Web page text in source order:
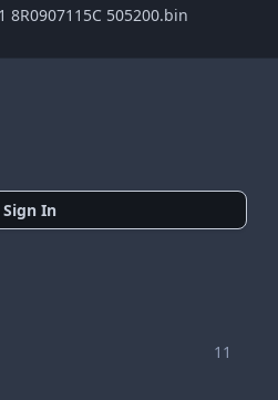
8R0907115C 505200.bin
Sign In
11